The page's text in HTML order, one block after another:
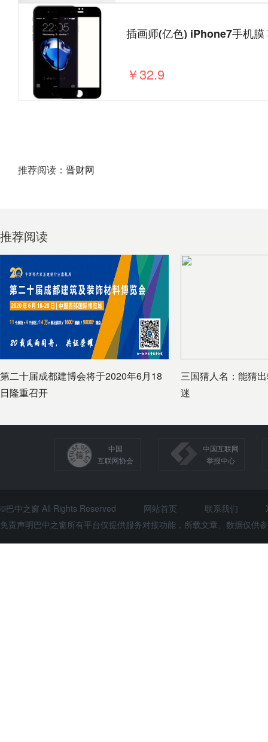
￥32.9
推荐阅读： 晋财网
推荐阅读
第二十届成都建博会将于2020年6月18
日隆重召开
三国猜人名：能猜
迷
中国
互联网协会
中国互联网
举报中心
©巴中之窗 All Rights Reserved 网站首页 联系我们
免责声明巴中之窗所有平台仅提供服务对接功能，所载文章、数据仅